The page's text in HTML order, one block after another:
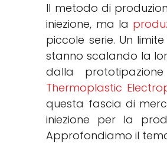
Il metodo di
iniezione, ma la
piccole serie. Un
stanno scalando la
dalla
Thermoplastic
questa fascia di
iniezione per la
Approfondiamo il